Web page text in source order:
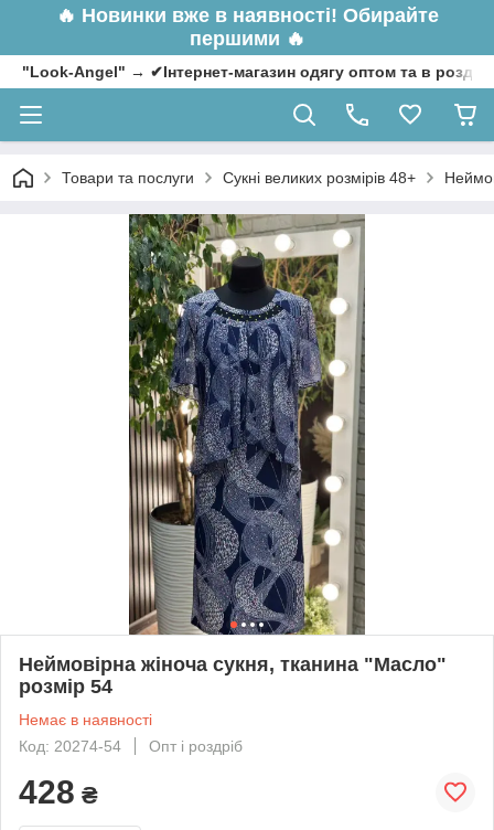
🔥 Новинки вже в наявності! Обирайте
першими 🔥
"Look-Angel" → ✔Інтернет-магазин одягу оптом та в
Товари та послуги Сукні великих розмірів 48+
Неймовірна жіноча сукня, тканина "Масло"
розмір 54
Немає в наявності
Код: 20274-54
Опт і роздріб
428 ₴